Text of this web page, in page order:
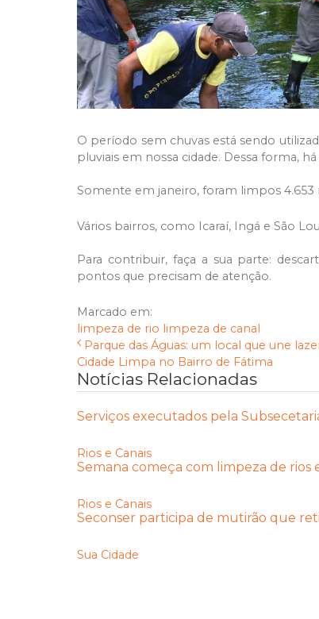
O período sem chuvas está sendo
pluviais em nossa cidade. Dessa forma,
Somente em janeiro, foram limpos 4.653
Vários bairros, como Icaraí, Ingá e São
Para contribuir, faça a sua parte:
pontos que precisam de atenção.
Marcado em:
limpeza de rio limpeza de canal
Parque das Águas: um local que une
Cidade Limpa no Bairro de Fátima
Notícias Relacionadas
Serviços executados pela
Rios e Canais
Semana começa com limpeza de rios
Rios e Canais
Seconser participa de mutirão que
Sua Cidade